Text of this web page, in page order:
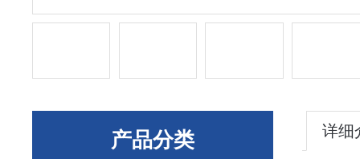
产品分类 详细